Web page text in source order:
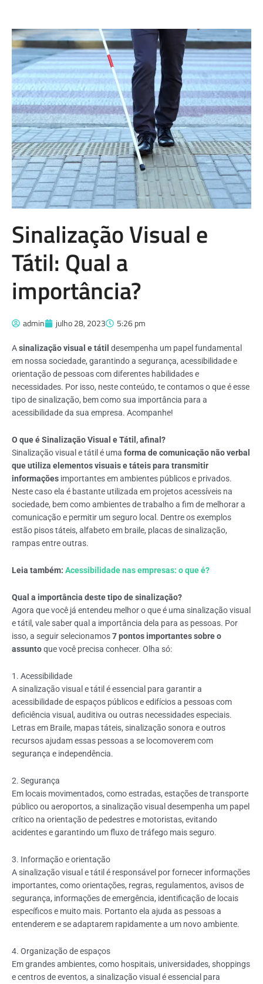
Sinalização Visual e
Tátil: Qual a
importância?
admin julho 28, 2023 5:26 pm
Asinalização visual e tátil desempenha um papel fundamental
em nossa sociedade, garantindo a segurança, acessibilidade e
orientação de pessoas com diferentes habilidades e
necessidades. Por isso, neste conteúdo, te contamos o que é esse
tipo de sinalização, bem como sua importância para a
acessibilidade da sua empresa. Acompanhe!
O que é Sinalização Visual e Tátil, afinal?
Sinalização visual e tátil é uma forma de comunicação não verbal
que utiliza elementos visuais e táteis para transmitir
informações importantes em ambientes públicos e privados.
Neste caso ela é bastante utilizada em projetos acessíveis na
sociedade, bem como ambientes de trabalho a fim de melhorar a
comunicação e permitir um seguro local. Dentre os exemplos
estão pisos táteis, alfabeto em braile, placas de sinalização,
rampas entre outras.
Leia também: Acessibilidade nas empresas: o que é?
Qual a importância deste tipo de sinalização?
Agora que você já entendeu melhor o que é uma sinalização visual
e tátil, vale saber qual a importância dela para as pessoas. Por
isso, a seguir selecionamos7 pontos importantes sobre o
assuntoque você precisa conhecer. Olha só:
1. Acessibilidade
A sinalização visual e tátil é essencial para garantir a
acessibilidade de espaços públicos e edifícios a pessoas com
deficiência visual, auditiva ou outras necessidades especiais.
Letras em Braile, mapas táteis, sinalização sonora e outros
recursos ajudam essas pessoas a se locomoverem com
segurança e independência.
2. Segurança
Em locais movimentados, como estradas, estações de transporte
público ou aeroportos, a sinalização visual desempenha um papel
crítico na orientação de pedestres e motoristas, evitando
acidentes e garantindo um fluxo de tráfego mais seguro.
3. Informação e orientação
A sinalização visual e tátil é responsável por fornecer informações
importantes, como orientações, regras, regulamentos, avisos de
segurança, informações de emergência, identificação de locais
específicos e muito mais. Portanto ela ajuda as pessoas a
entenderem e se adaptarem rapidamente a um novo ambiente.
4. Organização de espaços
Em grandes ambientes, como hospitais, universidades, shoppings
e centros de eventos, a sinalização visual é essencial para